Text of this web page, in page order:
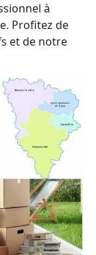
à
Profitez de
et de notre